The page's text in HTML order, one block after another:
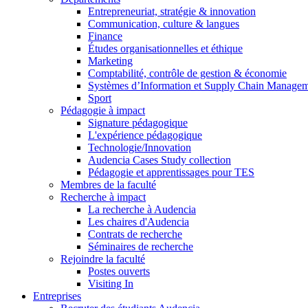
Entrepreneuriat, stratégie & innovation
Communication, culture & langues
Finance
Études organisationnelles et éthique
Marketing
Comptabilité, contrôle de gestion & économie
Systèmes d’Information et Supply Chain
Sport
Pédagogie à impact
Signature pédagogique
L'expérience pédagogique
Technologie/Innovation
Audencia Cases Study collection
Pédagogie et apprentissages pour TES
Membres de la faculté
Recherche à impact
La recherche à Audencia
Les chaires d'Audencia
Contrats de recherche
Séminaires de recherche
Rejoindre la faculté
Postes ouverts
Visiting In
Entreprises